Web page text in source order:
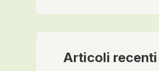
Articoli recenti